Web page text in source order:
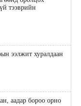
тээврийн
ээлжит хуралдаан
аадар бороо орно